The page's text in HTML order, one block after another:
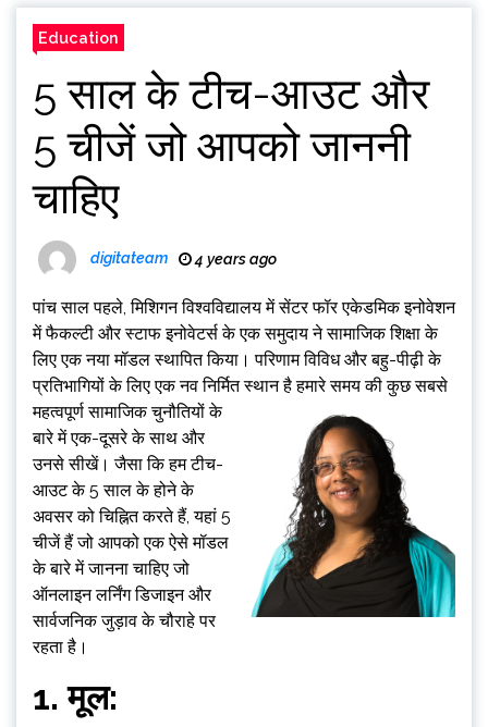
Education
5 साल के टीच-आउट और
5 चीजें जो आपको जाननी
चाहिए
digitateam 4 years ago
पांच साल पहले, मिशिगन विश्वविद्यालय में सेंटर फॉर एकेडमिक इनोवेशन
में फैकल्टी और स्टाफ इनोवेटर्स के एक समुदाय ने सामाजिक शिक्षा के
लिए एक नया मॉडल स्थापित किया। परिणाम विविध और बहु-पीढ़ी के
प्रतिभागियों के लिए एक नव निर्मित स्थान हैहमारे समय की कुछ सबसे
महत्वपूर्ण सामाजिक चुनौतियों के
बारे में एक-दूसरे के साथ और
उनसे सीखें। जैसा कि हम टीच-
आउट के 5 साल के होने के
अवसर को चिह्नित करते हैं, यहां 5
चीजें हैं जो आपको एक ऐसे मॉडल
के बारे में जानना चाहिए जो
ऑनलाइन लर्निंग डिजाइन और
सार्वजनिक जुड़ाव के चौराहे पर
रहता है।
1. मूल: